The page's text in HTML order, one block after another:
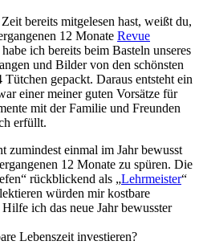
bereits mitgelesen hast, weißt du,
12 Monate Revue
ich bereits beim Basteln unseres
und Bilder von den schönsten
gepackt. Daraus entsteht ein
einer meiner guten Vorsätze für
mit der Familie und Freunden
erfüllt.
zumindest einmal im Jahr bewusst
12 Monate zu spüren. Die
rückblickend als „Lehrmeister“
würden mir kostbare
ich das neue Jahr bewusster
Lebenszeit investieren?